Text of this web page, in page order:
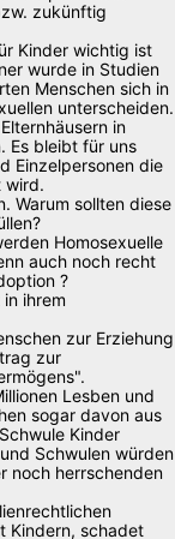
zukünftig
Kinder wichtig ist
wurde in Studien
Menschen sich in
unterscheiden.
in
Es bleibt für uns
Einzelpersonen die
wird.
Warum sollten diese
Homosexuelle
auch noch recht
?
ihrem
zur Erziehung
zur
Lesben und
sogar davon aus
Kinder
Schwulen würden
noch herrschenden
Kindern, schadet